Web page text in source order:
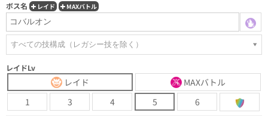
ボス名 レイド MAXバトル
すべての技構成（レガシー技を除く）
レイドLv
レイド
MAXバトル
1
3 4 5 6